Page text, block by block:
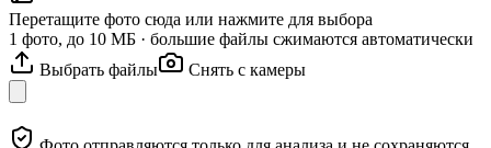
Перетащите фото сюда или нажмите для выбора
1 фото, до 10 МБ · большие файлы сжимаются автоматически
Выбрать файлы
Снять с камеры